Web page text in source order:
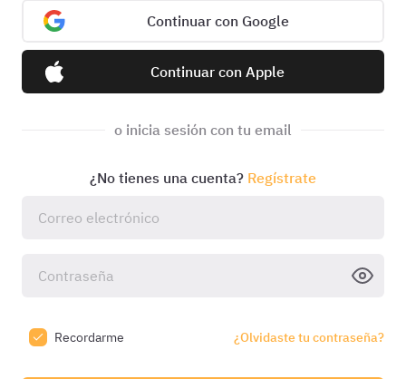
Continuar con Google
Continuar con Apple
o inicia sesión con tu email
¿No tienes una cuenta? Regístrate
Recordarme ¿Olvidaste tu contraseña?